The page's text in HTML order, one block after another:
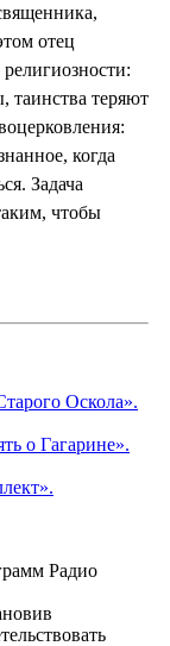
отец
таинства теряют
когда
Задача
чтобы
Оскола».
о Гагарине».
Радио